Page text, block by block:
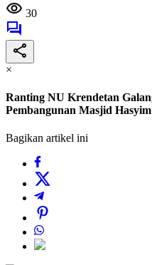
30
×
Ranting NU Krendetan
Pembangunan Masjid
Bagikan artikel ini